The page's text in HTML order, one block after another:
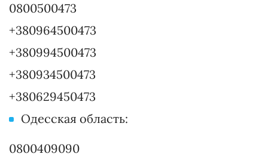
0800500473
+380964500473
+380994500473
+380934500473
+380629450473
Одесская область:
0800409090